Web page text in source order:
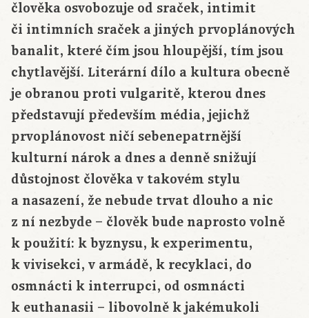
člověka osvobozuje od sraček, intimit
či intimních sraček a jiných prvoplánových
banalit, které čím jsou hloupější, tím jsou
chytlavější. Literární dílo a kultura obecně
je obranou proti vulgaritě, kterou dnes
představují především média, jejichž
prvoplánovost ničí sebenepatrnější
kulturní nárok a dnes a denně snižují
důstojnost člověka v takovém stylu
a nasazení, že nebude trvat dlouho a nic
z ní nezbyde – člověk bude naprosto volně
k použití: k byznysu, k experimentu,
k vivisekci, v armádě, k recyklaci, do
osmnácti k interrupci, od osmnácti
k euthanasii – libovolně k jakémukoli